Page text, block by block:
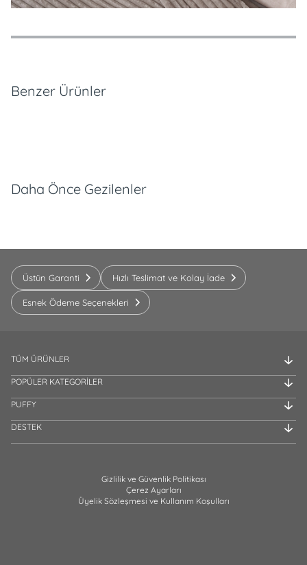
Özellikler
Ödeme Seçenekleri
Teslimat ve İade Koşulları
Benzer Ürünler
Daha Önce Gezilenler
Üstün Garanti Hızlı Teslimat ve Kolay İade
Esnek Ödeme Seçenekleri
TÜM ÜRÜNLER
POPÜLER KATEGORİLER
PUFFY
DESTEK
Gizlilik ve Güvenlik Politikası
Çerez Ayarları
Üyelik Sözleşmesi ve Kullanım Koşulları